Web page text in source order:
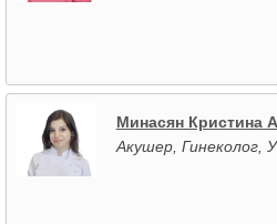
Минасян Кристина
Акушер, Гинеколог,